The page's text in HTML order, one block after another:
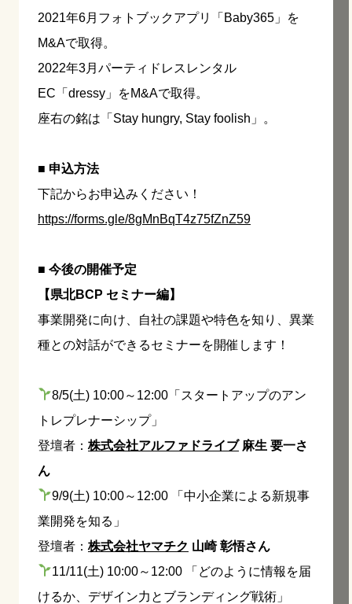
2021年6月フォトブックアプリ「Baby365」を
M&Aで取得。
2022年3月パーティドレスレンタル
EC「dressy」をM&Aで取得。
座右の銘は「Stay hungry, Stay foolish」。
■ 申込方法
下記からお申込みください！
https://forms.gle/8gMnBqT4z75fZnZ59
■ 今後の開催予定
【県北BCP セミナー編】
事業開発に向け、自社の課題や特色を知り、異業
種との対話ができるセミナーを開催します！
8/5(土) 10:00～12:00「スタートアップのアン
トレプレナーシップ」
登壇者： 株式会社アルファドライブ麻生 要一さ
ん
9/9(土) 10:00～12:00 「中小企業による新規事
業開発を知る」
登壇者： 株式会社ヤマチク 山崎 彰悟さん
11/11(土) 10:00～12:00 「どのように情報を届
けるか、デザイン力とブランディング戦術」